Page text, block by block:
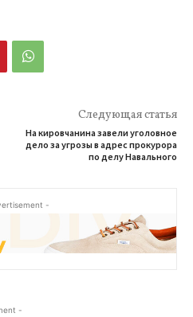
Следующая статья
На кировчанина завели уголовное
дело за угрозы в адрес прокурора
по делу Навального
-
-